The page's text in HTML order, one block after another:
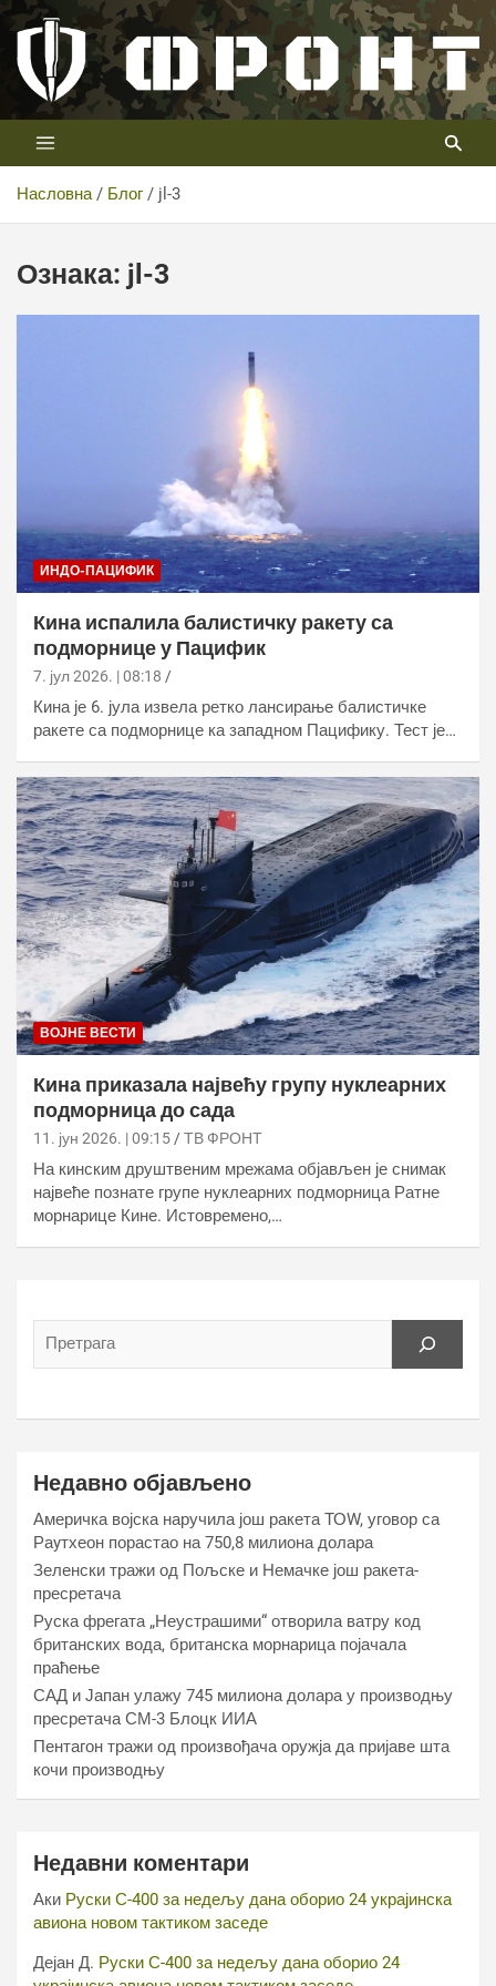
Скип
цонтент
Телевизија ФРОНТ
Први војни канал у Србији
Насловна Блог jl-3
Ознака: jl-3
ИНДО-ПАЦИФИК
Кина испалила балистичку ракету са
подморнице у Пацифик
7. јул 2026. | 08:18
Кина је 6. јула извела ретко лансирање балистичке
ракете са подморнице ка западном Пацифику. Тест је…
ВОЈНЕ ВЕСТИ
Кина приказала највећу групу нуклеарних
подморница до сада
11. јун 2026. | 09:15 ТВ ФРОНТ
На кинским друштвеним мрежама објављен је снимак
највеће познате групе нуклеарних подморница Ратне
морнарице Кине. Истовремено,…
Недавно објављено
Америчка војска наручила још ракета ТОW, уговор са
Раyтхеон порастао на 750,8 милиона долара
Зеленски тражи од Пољске и Немачке још ракета-
пресретача
Руска фрегата „Неустрашими“ отворила ватру код
британских вода, британска морнарица појачала
праћење
САД и Јапан улажу 745 милиона долара у производњу
пресретача СМ-3 Блоцк ИИА
Пентагон тражи од произвођача оружја да пријаве шта
кочи производњу
Недавни коментари
Аки Руски С-400 за недељу дана оборио 24 украјинска
авиона новом тактиком заседе
Дејан Д. Руски С-400 за недељу дана оборио 24